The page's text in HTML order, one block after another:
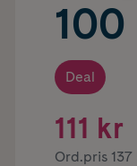
Deal
111 kr
Ord.pris